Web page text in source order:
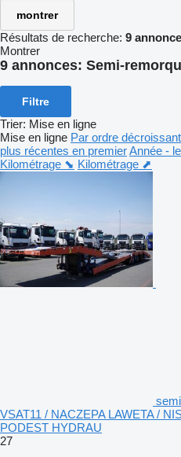
montrer
Résultats de recherche: 9
Montrer
9 annonces: Semi-
Filtre
Trier: Mise en ligne
Mise en ligne Par ordre décroissant
plus récentes en premierAnnée -
Kilométrage ⬊ Kilométrage ⬈
VSAT11 / NACZEPA LAWETA /
PODEST HYDRAU
27